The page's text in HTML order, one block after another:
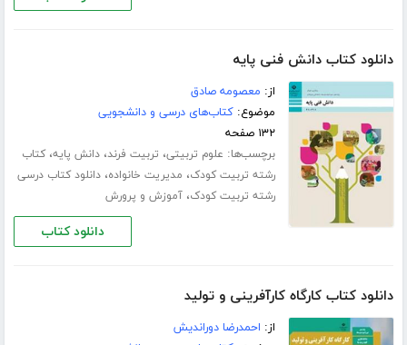
دانلود کتاب دانش فنی پایه
از: معصومه صادق
موضوع:کتاب‌های درسی و دانشجویی
۱۳۲ صفحه
برچسب‌ها: علوم تربیتی، تربیت فرند،دانش پایه،کتاب
رشته تربیت کودک، مدیریت خانواده،دانلود کتاب درسی
رشته تربیت کودک،آموزش و پرورش
دانلود کتاب
دانلود کتاب کارگاه کارآفرینی و تولید
از: احمدرضا دوراندیش